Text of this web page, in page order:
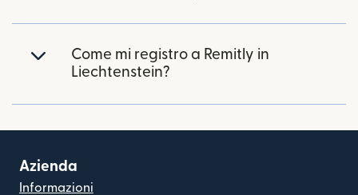
Come mi registro a Remitly in
Liechtenstein?
Azienda
Informazioni